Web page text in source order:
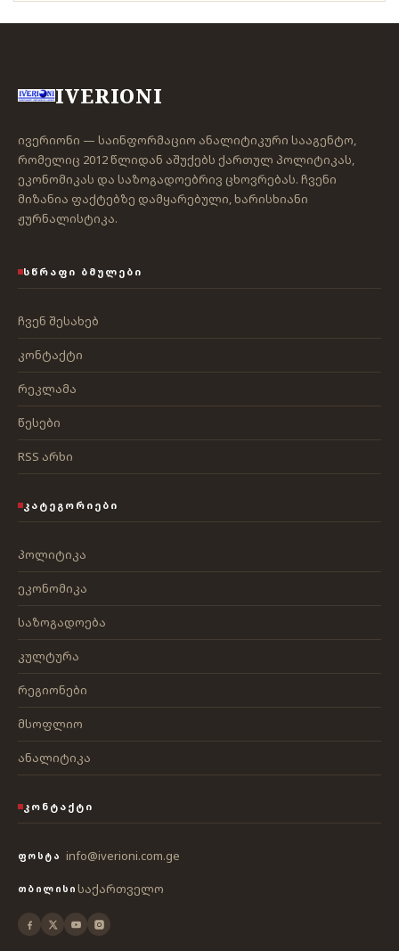
IVERIONI
ივერიონი — საინფორმაციო ანალიტიკური სააგენტო,
რომელიც 2012 წლიდან აშუქებს ქართულ პოლიტიკას,
ეკონომიკას და საზოგადოებრივ ცხოვრებას. ჩვენი
მიზანია ფაქტებზე დამყარებული, ხარისხიანი
ჟურნალისტიკა.
ᲡᲬᲠᲐᲤᲘ ᲑᲛᲣᲚᲔᲑᲘ
ჩვენ შესახებ
კონტაქტი
რეკლამა
წესები
RSS არხი
ᲙᲐᲢᲔᲒᲝᲠᲘᲔᲑᲘ
პოლიტიკა
ეკონომიკა
საზოგადოება
კულტურა
რეგიონები
მსოფლიო
ანალიტიკა
ᲙᲝᲜᲢᲐᲥᲢᲘ
ᲤᲝᲡᲢᲐ info@iverioni.com.ge
ᲗᲑᲘᲚᲘᲡᲘ საქართველო